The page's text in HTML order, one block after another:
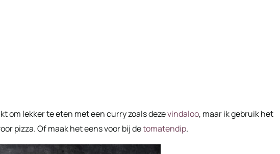
om lekker te eten met een curry zoals dezevindaloo, maar ik gebruik het
pizza. Of maak het eens voor bij detomatendip.